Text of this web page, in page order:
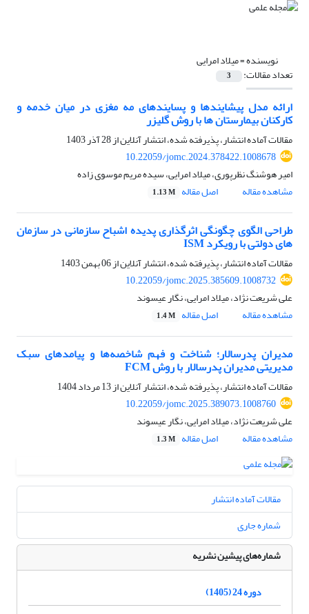
نویسنده =میلاد امرایی
تعداد مقالات: 3
ارائه مدل پیشایندها و پسایندهای مه مغزی در میان خدمه و
کارکنان بیمارستان ها با روش گلیزر
مقالات آماده انتشار، پذیرفته شده، انتشار آنلاین از28 آذر 1403
10.22059/jomc.2024.378422.1008678
امیر هوشنگ نظرپوری، میلاد امرایی، سیده مریم موسوی زاده
مشاهده مقاله
اصل مقاله 1.13 M
طراحی الگوی چگونگی اثرگذاری پدیده اشباح سازمانی در سازمان
های دولتی با رویکرد ISM
مقالات آماده انتشار، پذیرفته شده، انتشار آنلاین از06 بهمن 1403
10.22059/jomc.2025.385609.1008732
علی شریعت نژاد، میلاد امرایی، نگار عیسوند
مشاهده مقاله
اصل مقاله 1.4 M
مدیران پدرسالار؛ شناخت و فهم شاخصه‌ها و پیامدهای سبک
مدیریتی مدیران پدرسالار با روش FCM
مقالات آماده انتشار، پذیرفته شده، انتشار آنلاین از13 مرداد 1404
10.22059/jomc.2025.389073.1008760
علی شریعت نژاد، میلاد امرایی، نگار عیسوند
مشاهده مقاله
اصل مقاله 1.3 M
مقالات آماده انتشار
شماره جاری
شماره‌های پیشین نشریه
دوره 24 (1405)